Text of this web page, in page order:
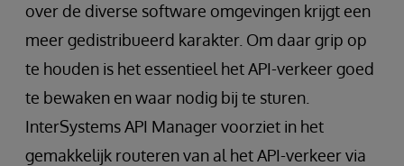
over de diverse software omgevingen krijgt een
meer gedistribueerd karakter. Om daar grip op
te houden is het essentieel het API-verkeer goed
te bewaken en waar nodig bij te sturen.
InterSystems API Manager voorziet in het
gemakkelijk routeren van al het API-verkeer via